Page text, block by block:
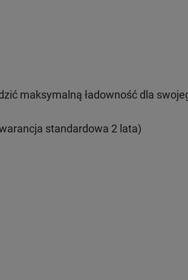
maksymalną ładowność dla
standardowa 2 lata)